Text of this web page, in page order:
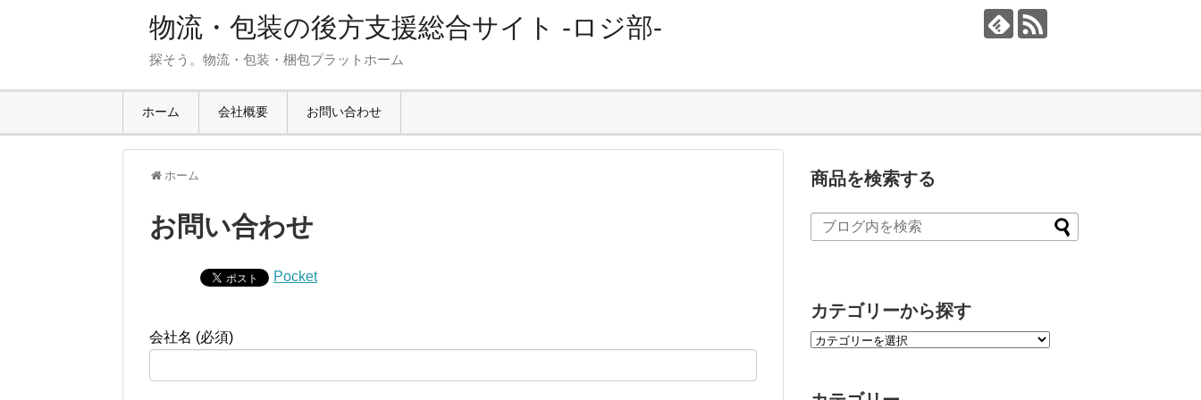
物流・包装の後方支援総合サイト -ロジ部-
探そう。物流・包装・梱包プラットホーム
ホーム 会社概要 お問い合わせ
ホーム
お問い合わせ
Pocket
会社名 (必須)
商品を検索する
カテゴリーから探す